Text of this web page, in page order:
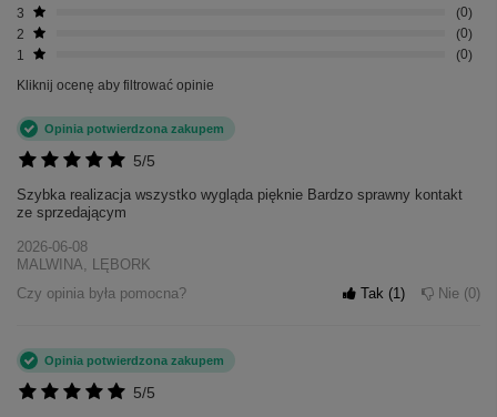
3
0
2
0
1
0
Kliknij ocenę aby filtrować opinie
5/5
Opinia potwierdzona zakupem
Szybka realizacja wszystko wygląda pięknie Bardzo sprawny kontakt
ze sprzedającym
2026-06-08
MALWINA, LĘBORK
Czy opinia była pomocna?
Tak 1 Nie 0
5/5
Opinia potwierdzona zakupem